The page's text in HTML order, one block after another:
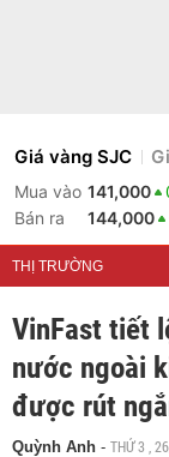
Giá vàng SJC
Mua vào 141,000
Bán ra
144,000
THỊ TRƯỜNG
VinFast tiết
nước ngoài
được rút
Quỳnh Anh - THỨ 3 ,